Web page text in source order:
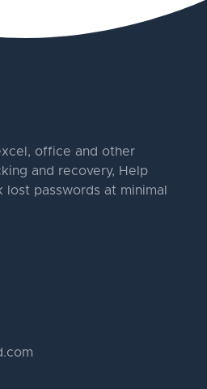
office and other
and recovery, Help
lost passwords at minimal